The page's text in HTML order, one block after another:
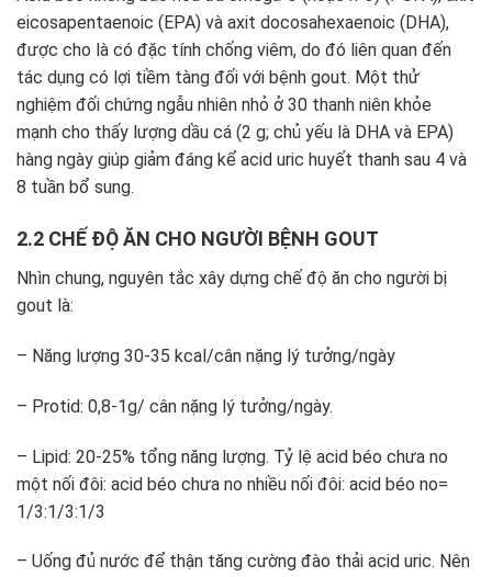
eicosapentaenoic (EPA) và axit docosahexaenoic (DHA),
được cho là có đặc tính chống viêm, do đó liên quan đến
tác dụng có lợi tiềm tàng đối với bệnh gout. Một thử
nghiệm đối chứng ngẫu nhiên nhỏ ở 30 thanh niên khỏe
mạnh cho thấy lượng dầu cá (2 g; chủ yếu là DHA và EPA)
hàng ngày giúp giảm đáng kể acid uric huyết thanh sau 4 và
8 tuần bổ sung.
2.2 CHẾ ĐỘ ĂN CHO NGƯỜI BỆNH GOUT
Nhìn chung, nguyên tắc xây dựng chế độ ăn cho người bị
gout là:
– Năng lượng 30-35 kcal/cân nặng lý tưởng/ngày
– Protid: 0,8-1g/ cân nặng lý tưởng/ngày.
– Lipid: 20-25% tổng năng lượng. Tỷ lệ acid béo chưa no
một nối đôi: acid béo chưa no nhiều nối đôi: acid béo no=
1/3:1/3:1/3
– Uống đủ nước để thận tăng cường đào thải acid uric. Nên